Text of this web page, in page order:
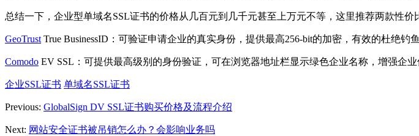
总结一下，企业型单域名SSL证书的价格从几百元到几千元甚至上万元不等，这里推荐两款性价
GeoTrust True BusinessID：可验证申请企业的真实身份，提供最高256-bit的加密，有效的杜绝钓
Comodo EV SSL：可提供最高级别的身份验证，可在浏览器地址栏显示绿色企业名称，增强企业
企业SSL证书 单域名SSL证书
Previous: GlobalSign DV SSL证书购买价格及流程介绍
Next: 网站安全证书被吊销怎么办？会影响业务吗